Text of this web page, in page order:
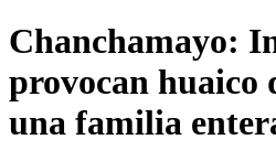
Chanchamayo:
provocan huaico
una familia